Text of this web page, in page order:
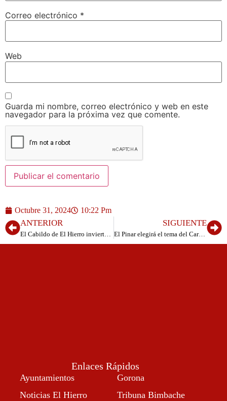
Correo electrónico *
Web
Guarda mi nombre, correo electrónico y web en este
navegador para la próxima vez que comente.
Octubre 31, 2024 10:22 Pm
ANTERIOR SIGUIENTE
El Pinar elegirá el tema del Carnaval 2025 a través de una votación en Facebook
Enlaces Rápidos
Ayuntamientos
Noticias El Hierro
Gorona
Tribuna Bimbache